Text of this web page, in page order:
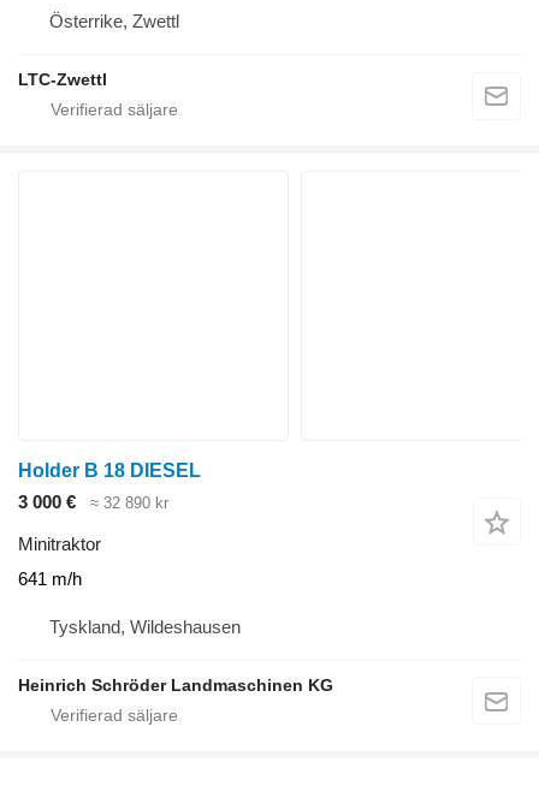
Österrike, Zwettl
LTC-Zwettl
Holder B 18 DIESEL
3 000 €
≈ 32 890 kr
Minitraktor
641 m/h
Tyskland, Wildeshausen
Heinrich Schröder Landmaschinen KG